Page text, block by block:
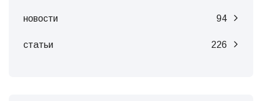
новости 94
статьи 226